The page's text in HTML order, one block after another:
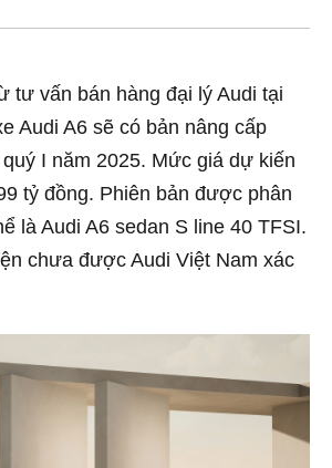
tư vấn bán hàng đại lý Audi tại
Audi A6 sẽ có bản nâng cấp
I năm 2025. Mức giá dự kiến
tỷ đồng. Phiên bản được phân
là Audi A6 sedan S line 40 TFSI.
chưa được Audi Việt Nam xác